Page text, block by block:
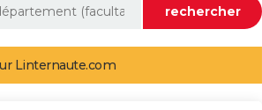
Linternaute.com